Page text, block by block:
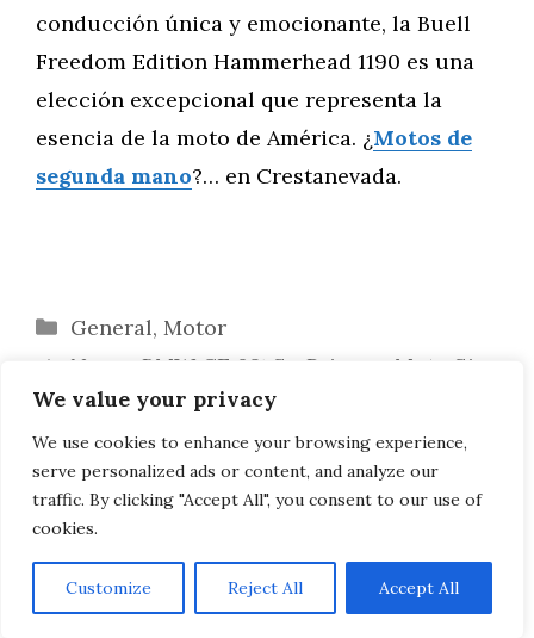
We value your privacy
We use cookies to enhance your browsing experience,
serve personalized ads or content, and analyze our
traffic. By clicking "Accept All", you consent to our use of
cookies.
Customize Reject All Accept All
conducción única y emocionante, la Buell
Freedom Edition Hammerhead 1190 es una
elección excepcional que representa la
esencia de la moto de América. ¿Motos de
segunda mano?… en Crestanevada.
Categorías
General, Motor
Nueva BMW CE 02: Su Primera Moto Sin
Carnet ¡Y Eléctrica!
BMW R18 The Crown: Estilo Art Déco
para el 100º Aniversario
AVISO LEGAL, POLITICA DE PRIVACIDAD, COOKIES